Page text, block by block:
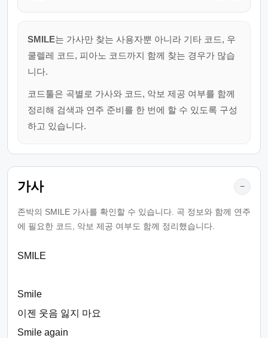
SMILE는 가사만 찾는 사용자뿐 아니라 기타 코드, 우
쿨렐레 코드, 피아노 코드까지 함께 찾는 경우가 많습
니다.
코드툴은 곡별로 가사와 코드, 악보 제공 여부를 함께
정리해 검색과 연주 준비를 한 번에 할 수 있도록 구성
하고 있습니다.
가사 −
존박의 SMILE 가사를 확인할 수 있습니다. 곡 정보와 함께 연주
에 필요한 코드, 악보 제공 여부도 함께 정리했습니다.
SMILE
Smile
이젠 웃음 잃지 마요
Smile again